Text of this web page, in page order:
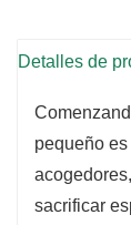
45B
un diseño
apariencia
sus
perfecta
pequeño
sacrificar